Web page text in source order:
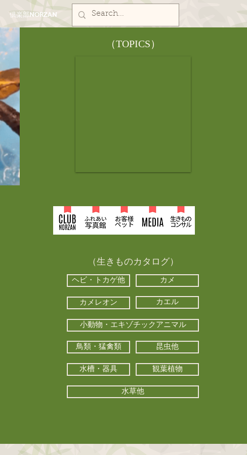
倶楽部NORZAN
​（TOPICS）
（生きものカタログ）
ヘビ・トカゲ他 カメ
カメレオン カエル
小動物・エキゾチックアニマル
鳥類・猛禽類 昆虫他
水槽・器具 観葉植物
水草他